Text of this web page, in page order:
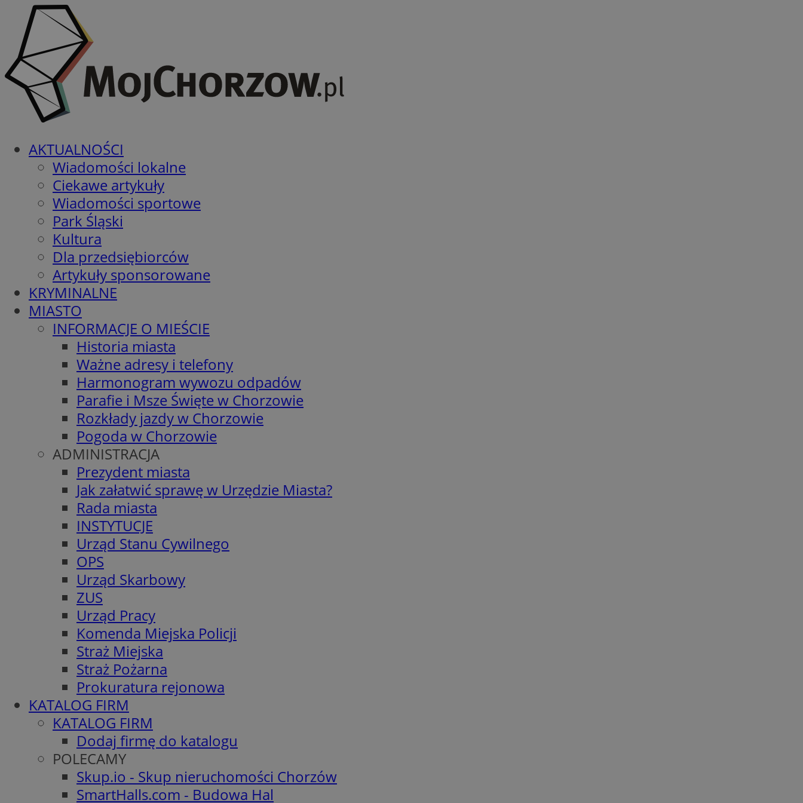
AKTUALNOŚCI
Wiadomości lokalne
Ciekawe artykuły
Wiadomości sportowe
Park Śląski
Kultura
Dla przedsiębiorców
Artykuły sponsorowane
KRYMINALNE
MIASTO
INFORMACJE O MIEŚCIE
Historia miasta
Ważne adresy i telefony
Harmonogram wywozu odpadów
Parafie i Msze Święte w Chorzowie
Rozkłady jazdy w Chorzowie
Pogoda w Chorzowie
ADMINISTRACJA
Prezydent miasta
Jak załatwić sprawę w Urzędzie Miasta?
Rada miasta
INSTYTUCJE
Urząd Stanu Cywilnego
OPS
Urząd Skarbowy
ZUS
Urząd Pracy
Komenda Miejska Policji
Straż Miejska
Straż Pożarna
Prokuratura rejonowa
KATALOG FIRM
KATALOG FIRM
Dodaj firmę do katalogu
POLECAMY
Skup.io - Skup nieruchomości Chorzów
SmartHalls.com - Budowa Hal